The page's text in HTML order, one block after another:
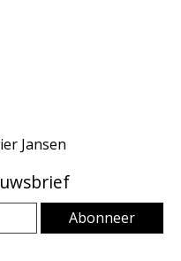
Jansen
Abonneer